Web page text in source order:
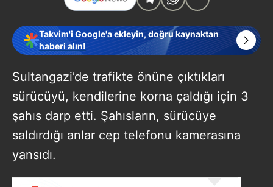
Takvim'i Google'a ekleyin, doğru kaynaktan
haberi alın!
Sultangazi’de trafikte önüne çıktıkları
sürücüyü, kendilerine korna çaldığı için 3
şahıs darp etti. Şahısların, sürücüye
saldırdığı anlar cep telefonu kamerasına
yansıdı.